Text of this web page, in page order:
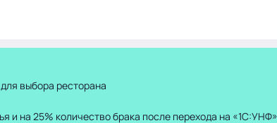
выбора ресторана
и на 25% количество брака после перехода на «1С:УНФ»